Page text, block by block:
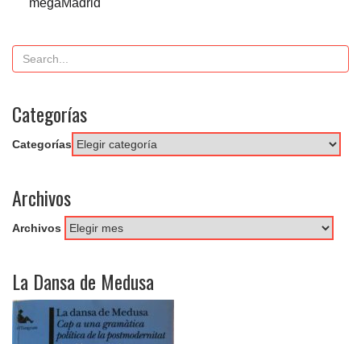
Categorías
Categorías
Archivos
Archivos
La Dansa de Medusa